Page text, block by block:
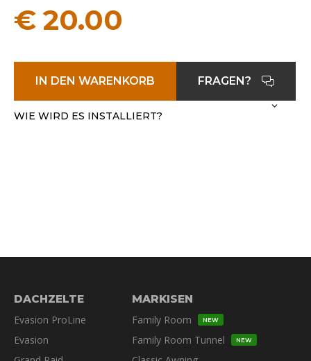
€ 20.00
IN DEN WARENKORB FRAGEN?
WIE WIRD ES INSTALLIERT?
DACHZELTE
Evasion ProLine
Evasion
MARKISEN
Family Room
NEW
Family Room Tunnel NEW